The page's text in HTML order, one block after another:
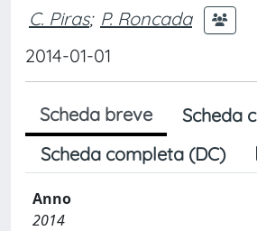
C. Piras; P. Roncada
2014-01-01
Scheda breve
Scheda
Scheda completa (DC)
Anno
2014